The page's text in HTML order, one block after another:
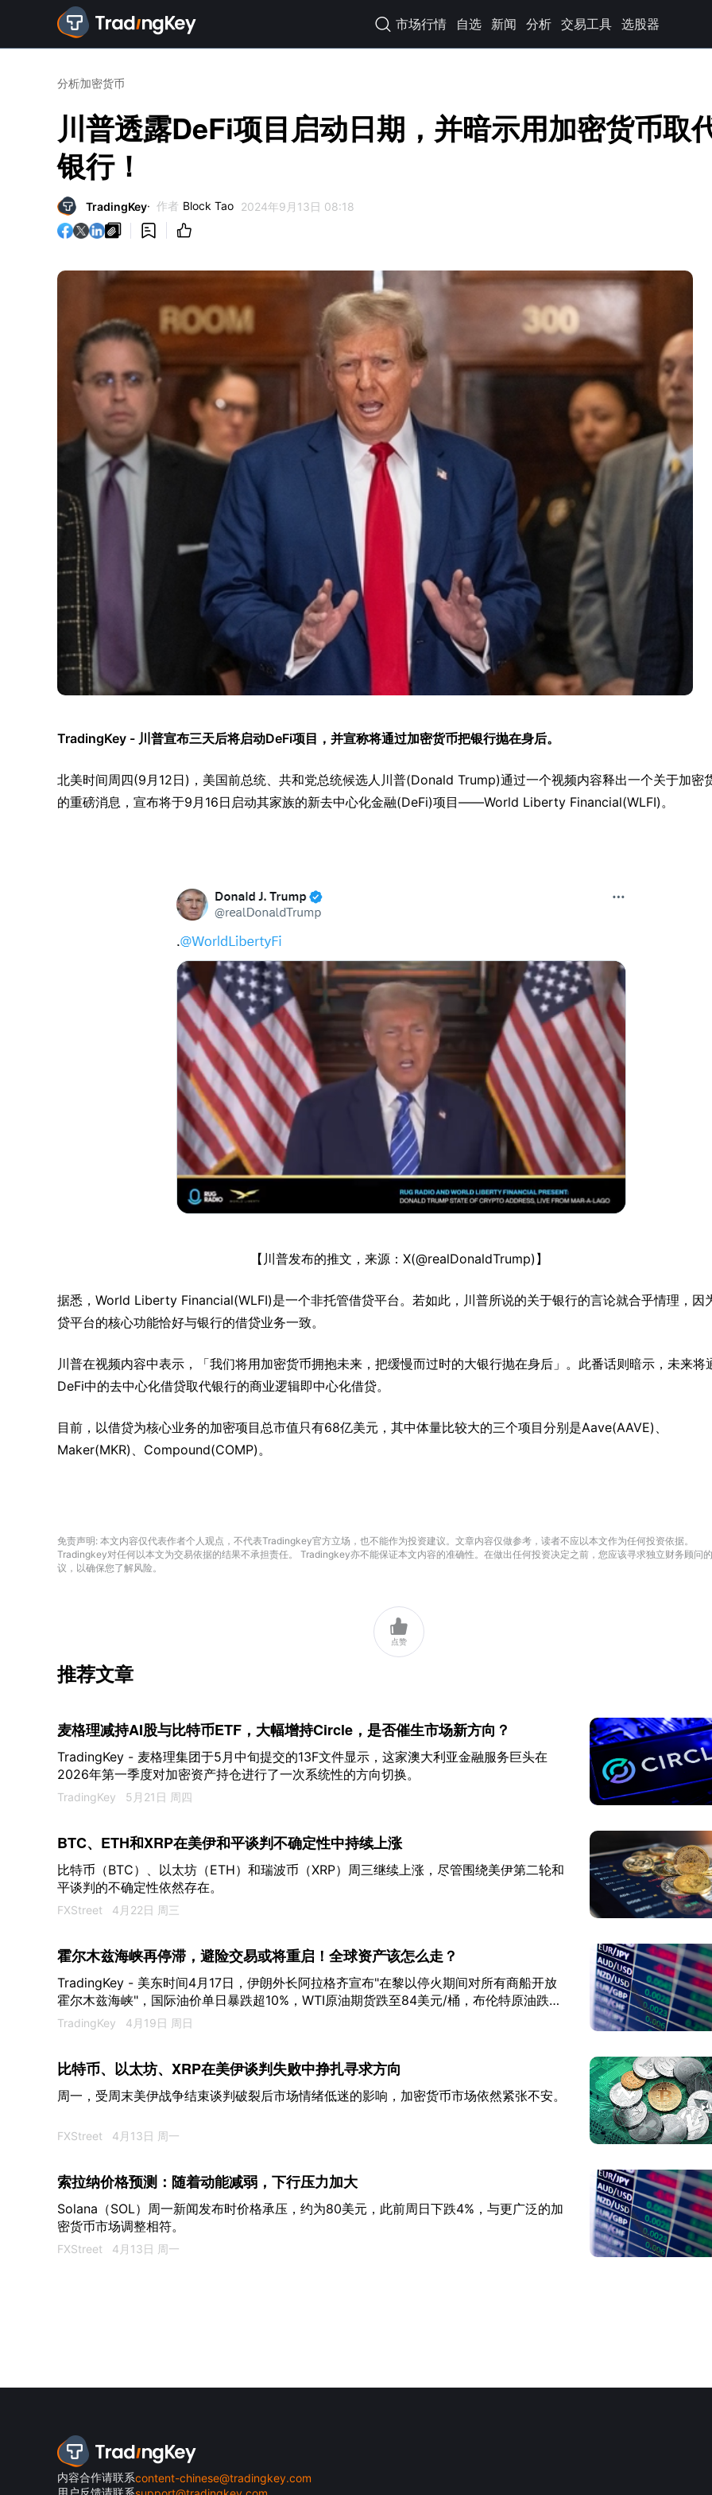
 市场行情 自选 新闻 分析 交易工具 选股器
分析加密货币
川普透露DeFi项目启动日期，并暗示用加密货币取
银行！
TradingKey 作者 Block Tao 2024年9月13日 08:18
  
TradingKey - 川普宣布三天后将启动DeFi项目，并宣称将通过加密货币把银行抛在身后。
北美时间周四(9月12日)，美国前总统、共和党总统候选人川普(Donald Trump)通过一个视频内容释出一个关于加密
的重磅消息，宣布将于9月16日启动其家族的新去中心化金融(DeFi)项目——World Liberty Financial(WLFI)。
【川普发布的推文，来源：X(@realDonaldTrump)】
据悉，World Liberty Financial(WLFI)是一个非托管借贷平台。若如此，川普所说的关于银行的言论就合乎情理，因
贷平台的核心功能恰好与银行的借贷业务一致。
川普在视频内容中表示，「我们将用加密货币拥抱未来，把缓慢而过时的大银行抛在身后」。此番话则暗示，未来将
DeFi中的去中心化借贷取代银行的商业逻辑即中心化借贷。
目前，以借贷为核心业务的加密项目总市值只有68亿美元，其中体量比较大的三个项目分别是Aave(AAVE)、
Maker(MKR)、Compound(COMP)。
免责声明: 本文内容仅代表作者个人观点，不代表Tradingkey官方立场，也不能作为投资建议。文章内容仅做参考，读者不应以本文作为任何投资依据。
Tradingkey对任何以本文为交易依据的结果不承担责任。 Tradingkey亦不能保证本文内容的准确性。在做出任何投资决定之前，您应该寻求独立财务顾问
议，以确保您了解风险。

点赞
推荐文章
麦格理减持AI股与比特币ETF，大幅增持Circle，是否催生市场新方向？
TradingKey - 麦格理集团于5月中旬提交的13F文件显示，这家澳大利亚金融服务巨头在
2026年第一季度对加密资产持仓进行了一次系统性的方向切换。
TradingKey 5月21日 周四
BTC、ETH和XRP在美伊和平谈判不确定性中持续上涨
比特币（BTC）、以太坊（ETH）和瑞波币（XRP）周三继续上涨，尽管围绕美伊第二轮和
平谈判的不确定性依然存在。
FXStreet 4月22日 周三
霍尔木兹海峡再停滞，避险交易或将重启！全球资产该怎么走？
TradingKey - 美东时间4月17日，伊朗外长阿拉格齐宣布"在黎以停火期间对所有商船开放
霍尔木兹海峡"，国际油价单日暴跌超10%，WTI原油期货跌至84美元/桶，布伦特原油跌至
90美元/桶。
TradingKey 4月19日 周日
比特币、以太坊、XRP在美伊谈判失败中挣扎寻求方向
周一，受周末美伊战争结束谈判破裂后市场情绪低迷的影响，加密货币市场依然紧张不安。
FXStreet 4月13日 周一
索拉纳价格预测：随着动能减弱，下行压力加大
Solana（SOL）周一新闻发布时价格承压，约为80美元，此前周日下跌4%，与更广泛的加
密货币市场调整相符。
FXStreet 4月13日 周一
内容合作请联系content-chinese@tradingkey.com